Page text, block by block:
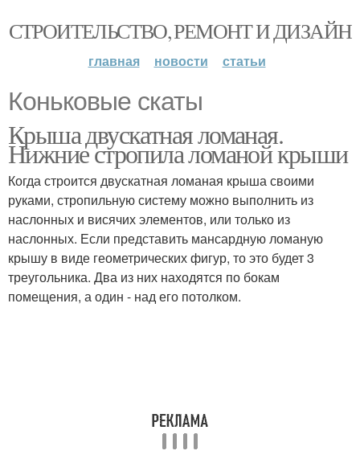
СТРОИТЕЛЬСТВО, РЕМОНТ И ДИЗАЙН
главная новости статьи
Коньковые скаты
Крыша двускатная ломаная.
Нижние стропила ломаной крыши
Когда строится двускатная ломаная крыша своими
руками, стропильную систему можно выполнить из
наслонных и висячих элементов, или только из
наслонных. Если представить мансардную ломаную
крышу в виде геометрических фигур, то это будет 3
треугольника. Два из них находятся по бокам
помещения, а один - над его потолком.